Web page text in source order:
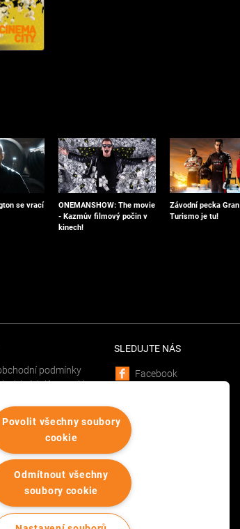
se vrací
ONEMANSHOW: The movie
- Kazmův filmový počin v
kinech!
Závodní pecka Gran
Turismo je tu!
podmínky
údajů a cookies
SLEDUJTE NÁS
Facebook
MOBILNÍ APLIKACE
Povolit všechny soubory
cookie
Odmítnout všechny
soubory cookie